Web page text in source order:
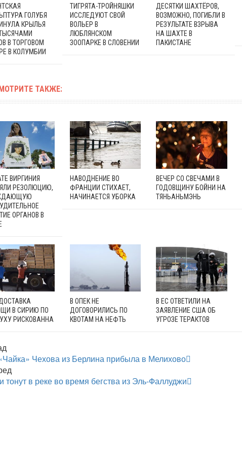
ГОЛУБЯ
КРЫЛЬЯ
В ТОРГОВОМ
В КОЛУМБИИ
ТИГРЯТА-ТРОЙНЯШКИ
ИССЛЕДУЮТ СВОЙ
ВОЛЬЕР В
ЛЮБЛЯНСКОМ
ЗООПАРКЕ В СЛОВЕНИИ
ДЕСЯТКИ ШАХТЁРОВ,
ВОЗМОЖНО, ПОГИБЛИ В
РЕЗУЛЬТАТЕ ВЗРЫВА
НА ШАХТЕ В
ПАКИСТАНЕ
ТАКЖЕ:
ВИРГИНИЯ
РЕЗОЛЮЦИЮ,
ОРГАНОВ В
НАВОДНЕНИЕ ВО
ФРАНЦИИ СТИХАЕТ,
НАЧИНАЕТСЯ УБОРКА
ВЕЧЕР СО СВЕЧАМИ В
ГОДОВЩИНУ БОЙНИ НА
ТЯНЬАНЬМЭНЬ
В СИРИЮ ПО
РИСКОВАННА
В ОПЕК НЕ
ДОГОВОРИЛИСЬ ПО
КВОТАМ НА НЕФТЬ
В ЕС ОТВЕТИЛИ НА
ЗАЯВЛЕНИЕ США ОБ
УГРОЗЕ ТЕРАКТОВ
Чехова из Берлина прибыла в Мелихово
тонут в реке во время бегства из Эль-Фаллуджи